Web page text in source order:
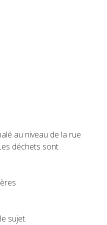
au niveau de la rue
déchets sont
sujet.